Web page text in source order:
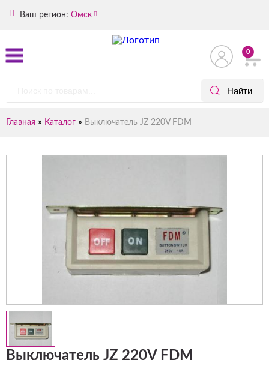
Ваш регион: Омск
0
Главная » Каталог » Выключатель JZ 220V FDM
Выключатель JZ 220V FDM